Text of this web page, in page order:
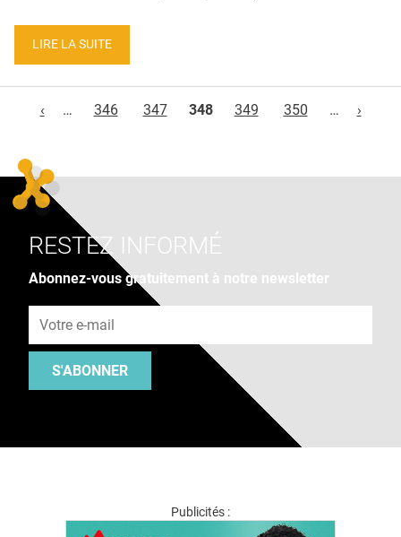
LIRE LA SUITE
‹
… 346 347 348 349 350 … ›
RESTEZ INFORMÉ
Abonnez-vous gratuitement à notre newsletter
S'ABONNER
Publicités :